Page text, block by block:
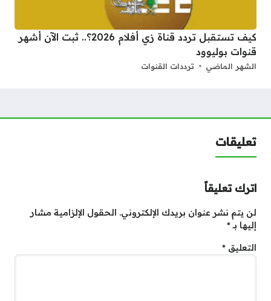
كيف تستقبل تردد قناة زي أفلام 2026؟.. ثبت الآن أشهر
قنوات بوليوود
الشهر الماضي ترددات القنوات
تعليقات
اترك تعليقاً
لن يتم نشر عنوان بريدك الإلكتروني. الحقول الإلزامية مشار
إليها بـ*
التعليق *